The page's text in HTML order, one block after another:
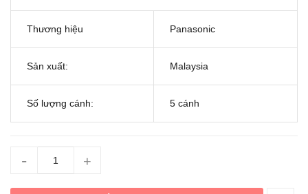
Thương hiệu Panasonic
Sản xuất: Malaysia
Số lượng cánh: 5 cánh
- +